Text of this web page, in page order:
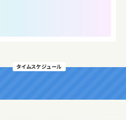
タイムスケジュール